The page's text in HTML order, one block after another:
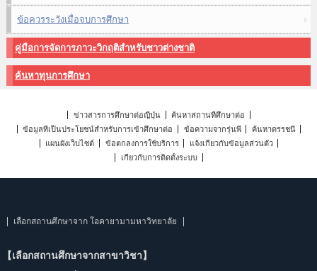
ข้อควรระวังเมื่อจบการศึกษา
คู่มือการจัดการภาวะวิกฤติสำหรับชาวต่างชาติ
ค้นหาทุนการศึกษา
ข่าวสารการศึกษาต่อญี่ปุ่น
ค้นหาสถานที่ศึกษาต่อ
ข้อมูลที่เป็นประโยชน์สำหรับการเข้าศึกษาต่อ
ข้อความจากรุ่นพี่
ค้นหาดรรชนี
แผนผังเว็บไซต์
ข้อตกลงการใช้บริการ
แจ้งเกี่ยวกับข้อมูลส่วนตัว
เกี่ยวกับการติดตั้งระบบ
เลือกสถานศึกษาจาก โอคายามามหาวิทยาลัย
【เลือกสถานศึกษาจากสาขาวิชา】